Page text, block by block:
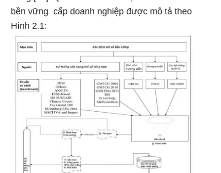
bền vững cấp doanh nghiệp được mô tả theo
Hình 2.1: